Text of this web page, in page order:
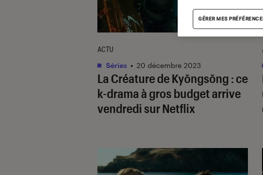
La Créature de Kyŏngsŏng : ce
k-drama à gros budget arrive
vendredi sur Netflix
ACTU
Séries • 20 décembre 2023
GÉRER MES